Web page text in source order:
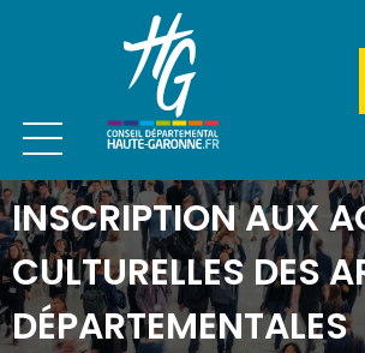
Ouvrir le menu
CITOYEN
ACTEUR LOCAL
MAIRIES
INSCRIPTION AUX
CULTURELLES DES
DÉPARTEMENTALES